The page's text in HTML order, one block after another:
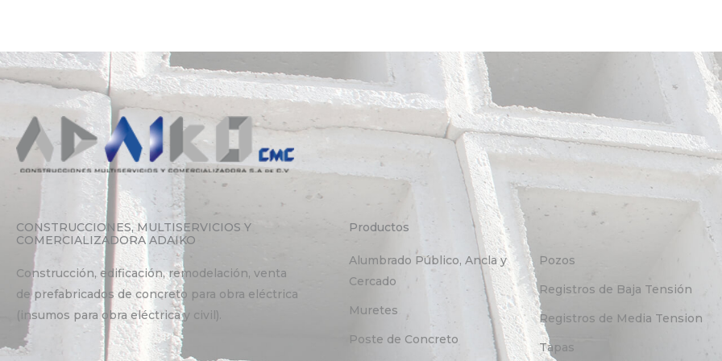
CONSTRUCCIONES, MULTISERVICIOS Y
COMERCIALIZADORA ADAIKO
Construcción, edificación, remodelación, venta
de prefabricados de concreto para obra eléctrica
(insumos para obra eléctrica y civil).
Productos
Alumbrado Público, Ancla y
Cercado
Muretes
Poste de Concreto
Categorías
Pozos
Registros de Baja Tensión
Registros de Media Tension
Tapas